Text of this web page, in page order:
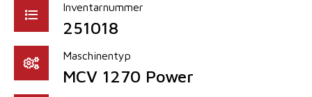
Inventarnummer
251018
Maschinentyp
MCV 1270 Power